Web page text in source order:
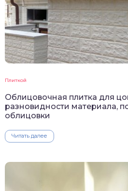
Плиткой
Облицовочная плитка для
разновидности материала,
облицовки
Читать далее